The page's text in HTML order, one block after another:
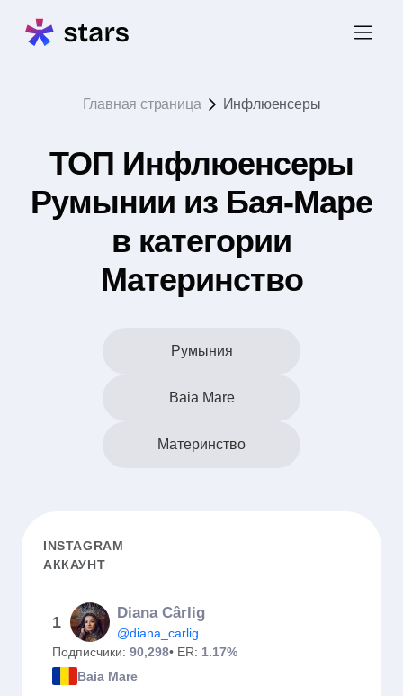
Главная страница Инфлюенсеры
ТОП Инфлюенсеры
Румынии из Бая-Маре
в категории
Материнство
Румыния
Baia Mare
Материнство
INSTAGRAM
АККАУНТ
1
Diana Cârlig
@diana_carlig
Подписчики: 90,298• ER: 1.17%
Baia Mare